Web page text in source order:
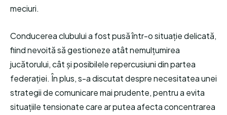
meciuri.
Conducerea clubului a fost pusă într-o situație delicată,
fiind nevoită să gestioneze atât nemulțumirea
jucătorului, cât și posibilele repercusiuni din partea
federației. În plus, s-a discutat despre necesitatea unei
strategii de comunicare mai prudente, pentru a evita
situațiile tensionate care ar putea afecta concentrarea